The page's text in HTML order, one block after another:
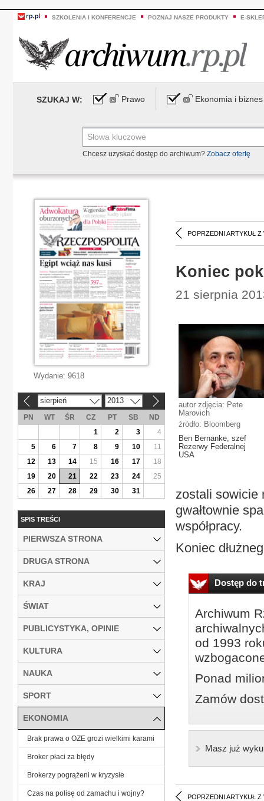
SZKOLENIA I KONFERENCJE POZNAJ NASZE PRODUKTY E-
SZUKAJ W: Prawo Ekonomia i biznes
Chcesz uzyskać dostęp do archiwum? Zobacz ofertę
POPRZEDNI ARTYKUŁ Z
Koniec
21 sierpnia
autor zdjęcia: Pete
Marovich
źródło: Bloomberg
Ben Bernanke, szef
Rezerwy Federalnej
USA
zostali sowicie
gwałtownie
współpracy.
Koniec
Dostęp do
Archiwum
od 1993
Ponad
Zamów
Masz już
POPRZEDNI ARTYKUŁ Z
Wydanie: 9618
sierpień 2013
PN WT ŚR CZ PT SB
ND
1
2 3
4
5
6 7 8 9 10
11
12
13 14 15 16 17
18
19
20 21 22 23 24
25
26
27 28 29 30 31
SPIS TREŚCI
PIERWSZA STRONA
DRUGA STRONA
KRAJ
ŚWIAT
PUBLICYSTYKA, OPINIE
KULTURA
NAUKA
SPORT
EKONOMIA
Brak prawa o OZE grozi wielkimi karami
Broker płaci za błędy
Brokerzy pogrążeni w kryzysie
Czas na polisę od zamachu i wojny?